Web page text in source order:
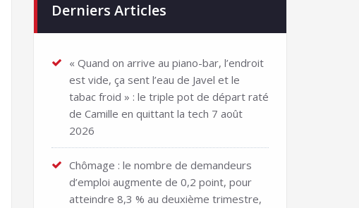
Derniers Articles
« Quand on arrive au piano-bar, l’endroit
est vide, ça sent l’eau de Javel et le
tabac froid » : le triple pot de départ raté
de Camille en quittant la tech 7 août
2026
Chômage : le nombre de demandeurs
d’emploi augmente de 0,2 point, pour
atteindre 8,3 % au deuxième trimestre,